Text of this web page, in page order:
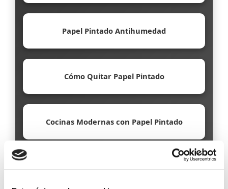
Papel Pintado Antihumedad
Cómo Quitar Papel Pintado
Cocinas Modernas con Papel Pintado
Papel Pintado Ecológico